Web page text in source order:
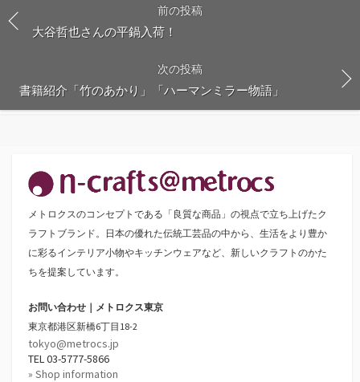
前の投稿
大谷哲也さんの平鍋入荷！
次の投稿
書籍紹介「竹のあかり」「ハーマンミラー物語」
メトロクスのコンセプトである「良質な商品」の視点で立ち上げたク
ラフトブランド。日本の優れた伝統工芸品の中から、生活をより豊か
に彩るインテリア小物やキッチンウェアなど、新しいクラフトのかた
ちを提案しています。
お問い合わせ｜メトロクス東京
東京都港区新橋6丁目18-2
tokyo@metrocs.jp
TEL 03-5777-5866
» Shop information